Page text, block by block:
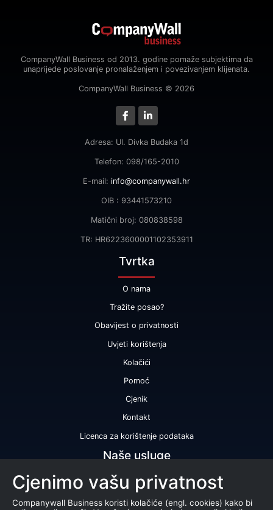
CompanyWall Business od 2013. godine pomaže subjektima da
unaprijede poslovanje pronalaženjem i povezivanjem klijenata.
CompanyWall Business © 2026
Adresa: Ul. Divka Budaka 1d
Telefon: 098/165-2010
E-mail: info@companywall.hr
OIB : 93441573210
Matični broj: 080838598
TR: HR6223600001102353911
Tvrtka
O nama
Tražite posao?
Obavijest o privatnosti
Uvjeti korištenja
Kolačići
Pomoć
Cjenik
Kontakt
Licenca za korištenje podataka
Naše usluge
Bonitetna ocjena
Bonitetno izvješće
Cjenimo vašu privatnost
Companywall Business koristi kolačiće (engl. cookies) kako bi